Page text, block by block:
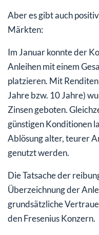
Aber es gibt auch
Märkten:
Im Januar konnte der
Anleihen mit einem
platzieren. Mit
Jahre bzw. 10 Jahre)
Zinsen geboten.
günstigen Konditionen
Ablösung alter, teurer
genutzt werden.
Die Tatsache der
Überzeichnung der
grundsätzliche
den Fresenius Konzern.